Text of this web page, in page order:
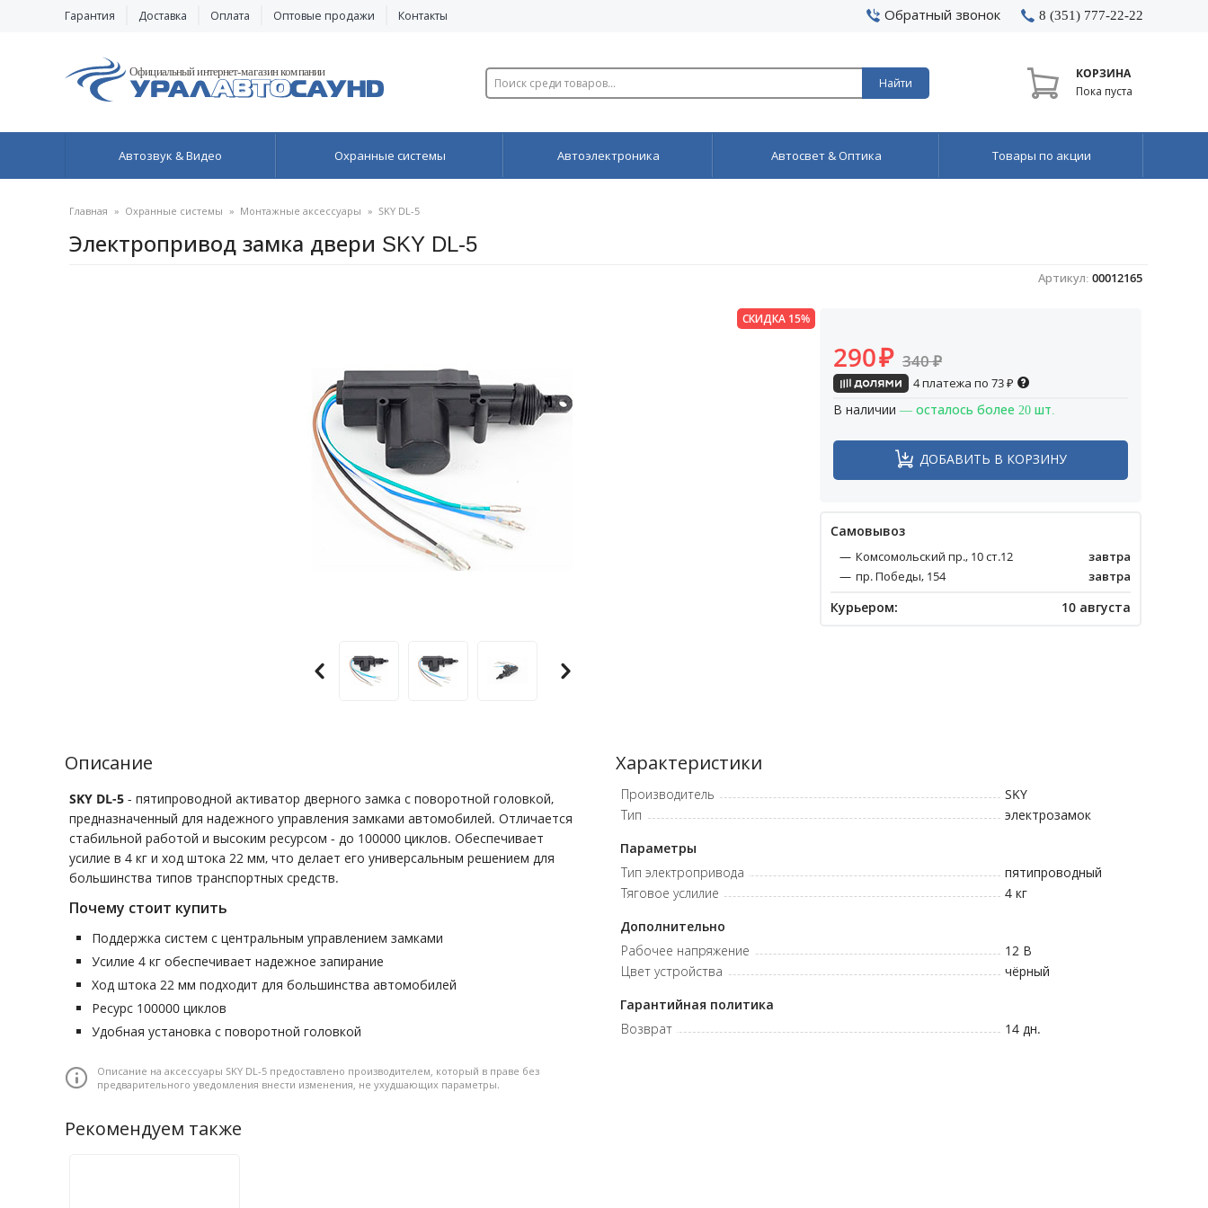
Гарантия Доставка Оплата Оптовые продажи Контакты Обратный звонок 8 (351) 777-22-22
Найти
КОРЗИНА
Пока пуста
Автозвук & Видео Охранные системы Автоэлектроника Автосвет & Оптика Товары по акции
Главная » Охранные системы » Монтажные аксессуары » SKY DL-5
Электропривод замка двери SKY DL-5
Артикул: 00012165
СКИДКА 15%
290₽ 340₽
4 платежа по 73₽
В наличии — осталось более 20 шт.
ДОБАВИТЬ В КОРЗИНУ
Cамовывоз
Комсомольский пр., 10 ст.12
завтра
пр. Победы, 154
завтра
Курьером: 10 августа
Описание
SKY DL-5 - пятипроводной активатор дверного замка с поворотной головкой,
предназначенный для надежного управления замками автомобилей. Отличается
стабильной работой и высоким ресурсом - до 100000 циклов. Обеспечивает
усилие в 4 кг и ход штока 22 мм, что делает его универсальным решением для
большинства типов транспортных средств.
Почему стоит купить
Поддержка систем с центральным управлением замками
Усилие 4 кг обеспечивает надежное запирание
Ход штока 22 мм подходит для большинства автомобилей
Ресурс 100000 циклов
Удобная установка с поворотной головкой
Описание на аксессуары SKY DL-5 предоставлено производителем, который в праве без
предварительного уведомления внести изменения, не ухудшающих параметры.
Характеристики
Производитель
SKY
Тип
электрозамок
Параметры
Тип электропривода
пятипроводный
Тяговое услилие
4кг
Дополнительно
Рабочее напряжение
12В
Цвет устройства
чёрный
Гарантийная политика
Возврат
14 дн.
Рекомендуем также